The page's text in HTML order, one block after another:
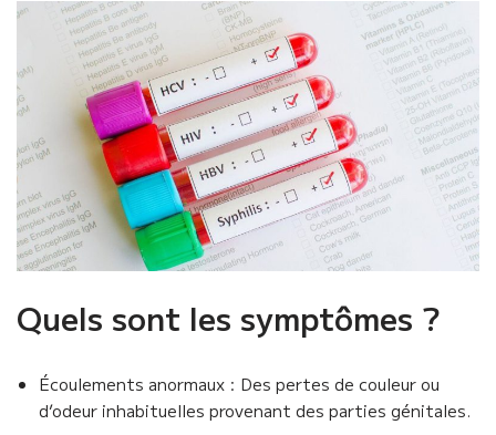
Quels sont les symptômes ?
Écoulements anormaux : Des pertes de couleur ou
d’odeur inhabituelles provenant des parties génitales.